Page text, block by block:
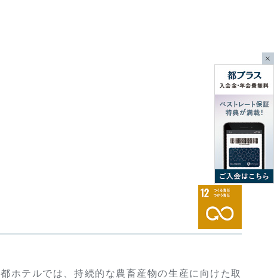
ホテルでは、持続的な農畜産物の生産に向けた取